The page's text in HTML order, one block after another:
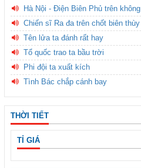
Hà Nội - Điện Biên Phủ trên không
Chiến sĩ Ra đa trên chốt biên thùy
Tên lửa ta đánh rất hay
Tổ quốc trao ta bầu trời
Phi đội ta xuất kích
Tình Bác chắp cánh bay
THỜI TIẾT
TỈ GIÁ